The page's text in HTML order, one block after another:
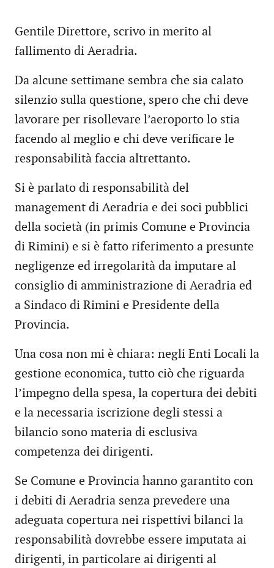
Gentile Direttore, scrivo in merito al
fallimento di Aeradria.
Da alcune settimane sembra che sia calato
silenzio sulla questione, spero che chi deve
lavorare per risollevare l’aeroporto lo stia
facendo al meglio e chi deve verificare le
responsabilità faccia altrettanto.
Si è parlato di responsabilità del
management di Aeradria e dei soci pubblici
della società (in primis Comune e Provincia
di Rimini) e si è fatto riferimento a presunte
negligenze ed irregolarità da imputare al
consiglio di amministrazione di Aeradria ed
a Sindaco di Rimini e Presidente della
Provincia.
Una cosa non mi è chiara: negli Enti Locali la
gestione economica, tutto ciò che riguarda
l’impegno della spesa, la copertura dei debiti
e la necessaria iscrizione degli stessi a
bilancio sono materia di esclusiva
competenza dei dirigenti.
Se Comune e Provincia hanno garantito con
i debiti di Aeradria senza prevedere una
adeguata copertura nei rispettivi bilanci la
responsabilità dovrebbe essere imputata ai
dirigenti, in particolare ai dirigenti al